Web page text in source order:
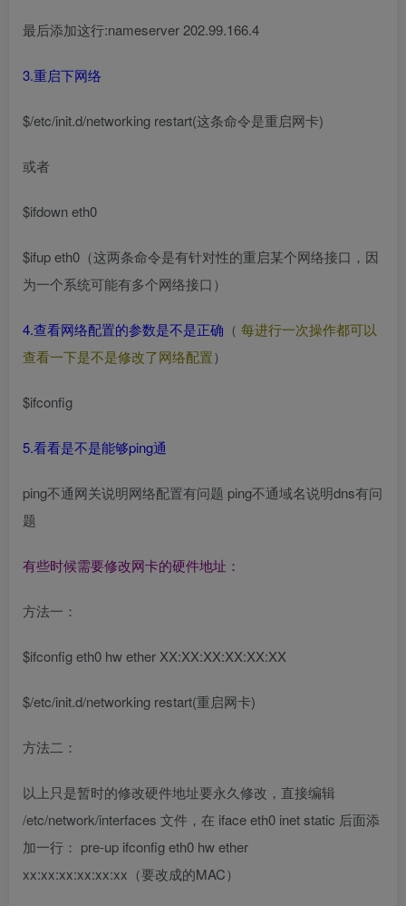
最后添加这行:nameserver 202.99.166.4
3.重启下网络
$/etc/init.d/networking restart(这条命令是重启网卡)
或者
$ifdown eth0
$ifup eth0（这两条命令是有针对性的重启某个网络接口，因
为一个系统可能有多个网络接口）
4.查看网络配置的参数是不是正确 （ 每进行一次操作都可以
查看一下是不是修改了网络配置）
$ifconfig
5.看看是不是能够ping通
ping不通网关说明网络配置有问题 ping不通域名说明dns有问
题
有些时候需要修改网卡的硬件地址：
方法一：
$ifconfig eth0 hw ether XX:XX:XX:XX:XX:XX
$/etc/init.d/networking restart(重启网卡)
方法二：
以上只是暂时的修改硬件地址要永久修改，直接编辑
/etc/network/interfaces 文件，在 iface eth0 inet static 后面添
加一行： pre-up ifconfig eth0 hw ether
xx:xx:xx:xx:xx:xx（要改成的MAC）